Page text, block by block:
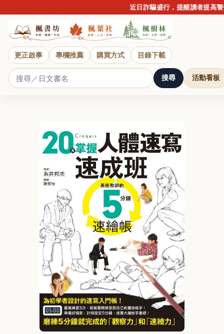
近日詐騙盛行，提醒讀者提高警
更正啟事 專欄推薦 購買方式 目錄下載
搜尋 活動看板